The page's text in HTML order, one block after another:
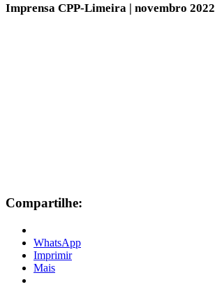
Imprensa CPP-Limeira | novembro 2022
Compartilhe:
WhatsApp
Imprimir
Mais